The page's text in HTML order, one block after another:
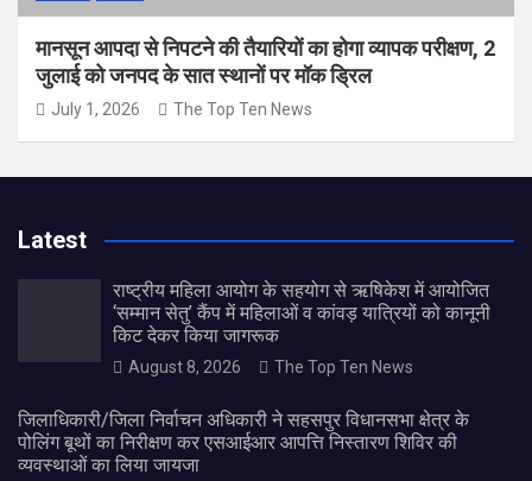
मानसून आपदा से निपटने की तैयारियों का होगा व्यापक परीक्षण, 2
जुलाई को जनपद के सात स्थानों पर मॉक ड्रिल
July 1, 2026 The Top Ten News
Latest
राष्ट्रीय महिला आयोग के सहयोग से ऋषिकेश में आयोजित
‘सम्मान सेतु’ कैंप में महिलाओं व कांवड़ यात्रियों को कानूनी
किट देकर किया जागरूक
August 8, 2026 The Top Ten News
जिलाधिकारी/जिला निर्वाचन अधिकारी ने सहसपुर विधानसभा क्षेत्र के
पोलिंग बूथों का निरीक्षण कर एसआईआर आपत्ति निस्तारण शिविर की
व्यवस्थाओं का लिया जायजा